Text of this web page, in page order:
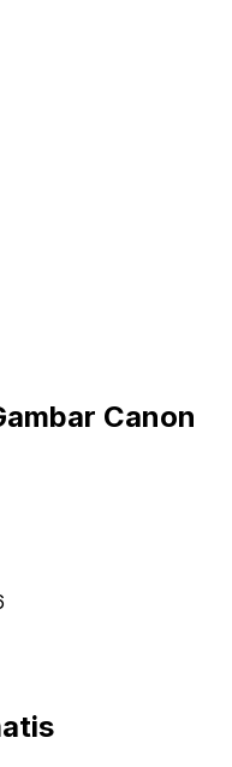
Canon